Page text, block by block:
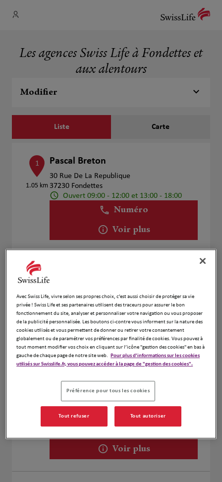
Les agences Swiss Life à Fondettes et
aux alentours
Modifier
Liste Carte
1
1.05 km
Pascal Breton
30 Rue De La Republique
37230 Fondettes
Ouvert 09:00 - 12:00 et 13:00 - 18:00
Numéro
Voir plus
2
5.05 km 37520 La Riche
Ouvert 09:00 - 12:00 et 13:00 - 18:00
Numéro
Voir plus
6.88 km
Matthieu Boitard
21 Rue Emile Zola
37000 Tours
Ouvert 09:00 - 12:30 et 14:00 - 18:00
Numéro
Voir plus
Avec Swiss Life, vivre selon ses propres choix, c’est aussi choisir de protéger sa vie
privée ! Swiss Life et ses partenaires utilisent des traceurs pour assurer le bon
fonctionnement du site, analyser et personnaliser votre navigation ou vous proposer
de la publicité personnalisée. Les boutons ci-contre vous informent sur la nature des
cookies utilisés et vous permettent de donner ou retirer votre consentement
globalement ou de paramétrer vos préférences par finalité de cookies. Vous pouvez à
tout moment modifier vos choix en cliquant sur l’icône "gestion des cookies" en bas à
gauche de chaque page de notre site web. Pour plus d'informations sur les cookies
utilisés sur Swisslife.fr, vous pouvez accéder à la page de "gestion des cookies".
Préférence pour tous les cookies
Tout refuser Tout autoriser